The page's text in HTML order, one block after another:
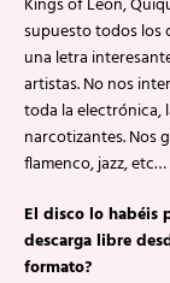
supuesto todos los
una letra
artistas. No nos
toda la electrónica,
narcotizantes. Nos
flamenco, jazz, etc…
El disco lo habéis
descarga libre
formato?